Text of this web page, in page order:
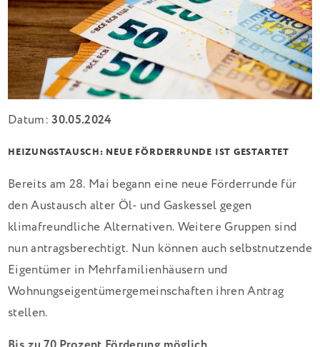
Datum:30.05.2024
HEIZUNGSTAUSCH: NEUE FÖRDERRUNDE IST GESTARTET
Bereits am 28. Mai begann eine neue Förderrunde für
den Austausch alter Öl- und Gaskessel gegen
klimafreundliche Alternativen. Weitere Gruppen sind
nun antragsberechtigt. Nun können auch selbstnutzende
Eigentümer in Mehrfamilienhäusern und
Wohnungseigentümergemeinschaften ihren Antrag
stellen.